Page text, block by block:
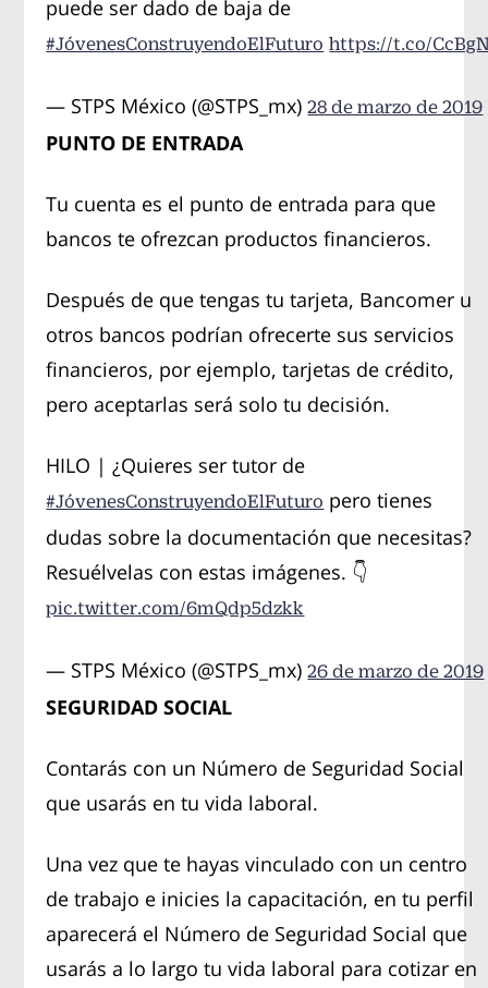
puede ser dado de baja de
#JóvenesConstruyendoElFuturo https://t.co/
— STPS México (@STPS_mx)28 de marzo de 2019
PUNTO DE ENTRADA
Tu cuenta es el punto de entrada para que
bancos te ofrezcan productos financieros.
Después de que tengas tu tarjeta, Bancomer u
otros bancos podrían ofrecerte sus servicios
financieros, por ejemplo, tarjetas de crédito,
pero aceptarlas será solo tu decisión.
HILO | ¿Quieres ser tutor de
#JóvenesConstruyendoElFuturo pero tienes
dudas sobre la documentación que necesitas?
Resuélvelas con estas imágenes. 👇
pic.twitter.com/6mQdp5dzkk
— STPS México (@STPS_mx)26 de marzo de 2019
SEGURIDAD SOCIAL
Contarás con un Número de Seguridad Social
que usarás en tu vida laboral.
Una vez que te hayas vinculado con un centro
de trabajo e inicies la capacitación, en tu perfil
aparecerá el Número de Seguridad Social que
usarás a lo largo tu vida laboral para cotizar en